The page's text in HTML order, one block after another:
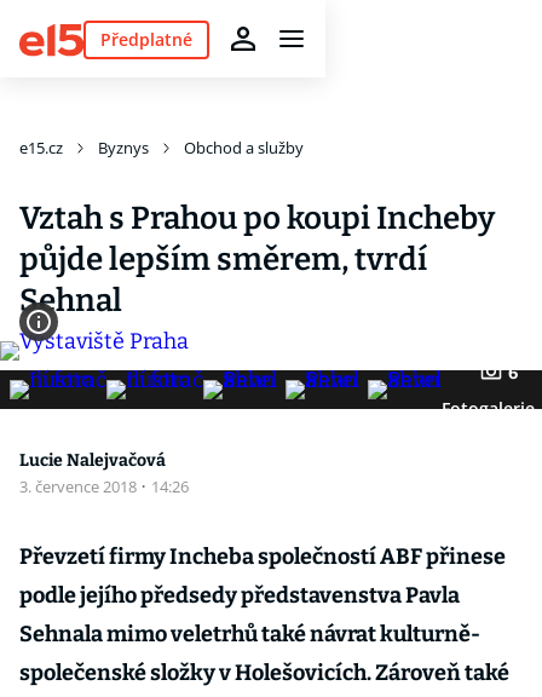
Předplatné
e15.cz Byznys Obchod a služby
Vztah s Prahou po koupi Incheby
půjde lepším směrem, tvrdí
Sehnal
6
Fotogalerie
Lucie Nalejvačová
3. července 2018 · 14:26
Převzetí firmy Incheba společností ABF přinese
podle jejího předsedy představenstva Pavla
Sehnala mimo veletrhů také návrat kulturně-
společenské složky v Holešovicích. Zároveň také